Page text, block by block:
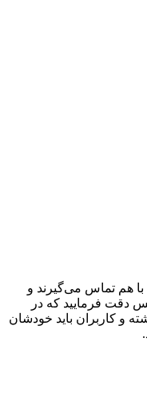
تماس می‌گیرند و
فرمایید که در
باید خودشان